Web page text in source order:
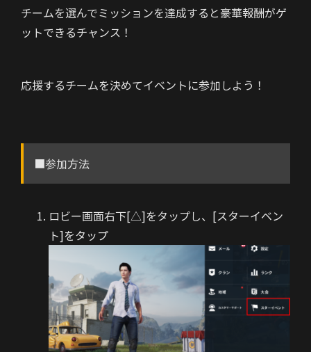
チームを選んでミッションを達成すると豪華報酬がゲ
ットできるチャンス！
応援するチームを決めてイベントに参加しよう！
■参加方法
ロビー画面右下[△]をタップし、[スターイベン
ト]をタップ